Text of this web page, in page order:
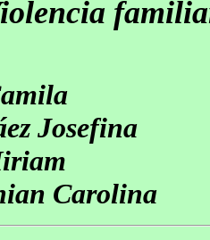
Josefina
Carolina